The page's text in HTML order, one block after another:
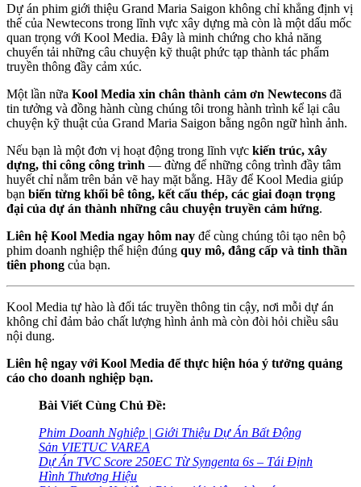
Dự án phim giới thiệu Grand Maria Saigon không chỉ khẳng định vị
thế của Newtecons trong lĩnh vực xây dựng mà còn là một dấu mốc
quan trọng với Kool Media. Đây là minh chứng cho khả năng
chuyển tải những câu chuyện kỹ thuật phức tạp thành tác phẩm
truyền thông đầy cảm xúc.
Một lần nữa Kool Media xin chân thành cảm ơn Newtecons đã
tin tưởng và đồng hành cùng chúng tôi trong hành trình kể lại câu
chuyện kỹ thuật của Grand Maria Saigon bằng ngôn ngữ hình ảnh.
Nếu bạn là một đơn vị hoạt động trong lĩnh vực kiến trúc, xây
dựng, thi công công trình — đừng để những công trình đầy tâm
huyết chỉ nằm trên bản vẽ hay mặt bằng. Hãy để Kool Media giúp
bạn biến từng khối bê tông, kết cấu thép, các giai đoạn trọng
đại của dự án thành những câu chuyện truyền cảm hứng.
Liên hệ Kool Media ngay hôm nay để cùng chúng tôi tạo nên bộ
phim doanh nghiệp thể hiện đúng quy mô, đẳng cấp và tinh thần
tiên phong của bạn.
Kool Media tự hào là đối tác truyền thông tin cậy, nơi mỗi dự án
không chỉ đảm bảo chất lượng hình ảnh mà còn đòi hỏi chiều sâu
nội dung.
Liên hệ ngay với Kool Media để thực hiện hóa ý tưởng quảng
cáo cho doanh nghiệp bạn.
Bài Viết Cùng Chủ Đề:
Phim Doanh Nghiệp | Giới Thiệu Dự Án Bất Động
Sản VIETUC VAREA
Dự Án TVC Score 250EC Từ Syngenta 6s – Tái Định
Hình Thương Hiệu